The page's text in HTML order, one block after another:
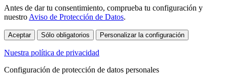
Antes de dar tu consentimiento, comprueba tu configuración y
nuestro Aviso de Protección de Datos.
Aceptar Sólo obligatorios Personalizar la configuración
Nuestra política de privacidad
Configuración de protección de datos personales